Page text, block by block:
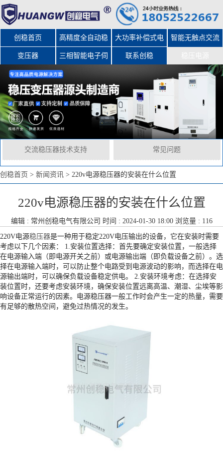
创稳首页 高精度全自动稳
压器
大功率补偿式电
力稳压器
智能无触点交流
变压器 三相智能电子伺 联系创稳
交流稳压器技术支持 常见问题
创稳首页 > 新闻资讯 > 220v电源稳压器的安装在什么位置
220v电源稳压器的安装在什么位置
编辑 : 常州创稳电气有限公司 时间 : 2024-01-30 18:00 浏览量 : 116
220V电源稳压器是一种用于稳定220V电压输出的设备，它在安装时需要
考虑以下几个因素： 1.安装位置选择：首先要确定安装位置，一般选择
在电源输入端（即电源开关之前）或电源输出端（即负载设备之前）。选
择在电源输入端时，可以防止整个电路受到电源波动的影响，而选择在电
源输出端时，可以确保负载设备稳定供电。 2.安装环境考虑：在选择安
装位置时，还要考虑安装环境，确保安装位置远离高温、潮湿、尘埃等影
响设备正常运行的因素。电源稳压器一般工作时会产生一定的热量，需要
有足够的散热空间，避免过热情况的发生。